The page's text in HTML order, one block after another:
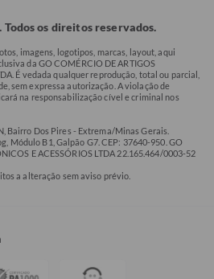
os direitos reservados.
imagens, logotipos, marcas, layout, aqui
da GO COMÉRCIO DE ARTIGOS
É vedada qualquer reprodução, total ou parcial,
sem expressa autorização. A violação de
na responsabilização cível e criminal nos
Bairro Dos Pires - Extrema/Minas Gerais.
Módulo B1, Galpão G7. CEP: 37640-950. GO
E ACESSÓRIOS LTDA 22.165.464/0003-52
a alteração sem aviso prévio.